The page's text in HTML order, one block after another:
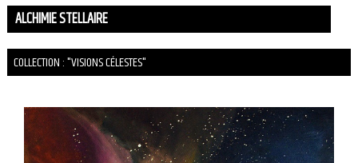
ALCHIMIE STELLAIRE
COLLECTION : "VISIONS CÉLESTES"